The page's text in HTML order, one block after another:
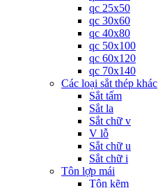
qc 25x50
qc 30x60
qc 40x80
qc 50x100
qc 60x120
qc 70x140
Các loại sắt thép khác
Sắt tấm
Sắt la
Sắt chữ v
V lỗ
Sắt chữ u
Sắt chữ i
Tôn lợp mái
Tôn kẽm